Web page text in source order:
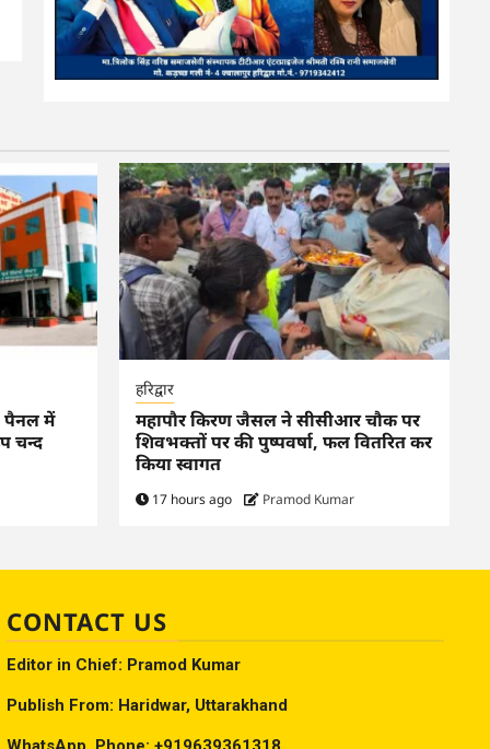
पैनल में
चन्द
हरिद्वार
महापौर किरण जैसल ने सीसीआर चौक पर
शिवभक्तों पर की पुष्पवर्षा, फल वितरित कर
किया स्वागत
17 hours ago Pramod Kumar
CONTACT US
Editor in Chief: Pramod Kumar
Publish From: Haridwar, Uttarakhand